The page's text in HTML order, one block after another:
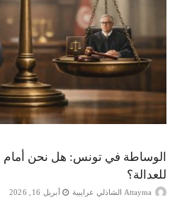
الوساطة في تونس: هل نحن
للعدالة؟
Attayma الشاذلي عرايبية أبريل 16, 2026